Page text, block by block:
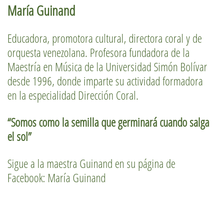
María Guinand
Educadora, promotora cultural, directora coral y de
orquesta venezolana. Profesora fundadora de la
Maestría en Música de la Universidad Simón Bolívar
desde 1996, donde imparte su actividad formadora
en la especialidad Dirección Coral.
“Somos como la semilla que germinará cuando salga
el sol”
Sigue a la maestra Guinand en su página de
Facebook: María Guinand